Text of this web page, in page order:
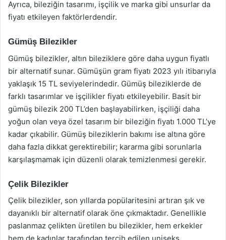
Ayrıca, bileziğin tasarımı, işçilik ve marka gibi unsurlar da
fiyatı etkileyen faktörlerdendir.
Gümüş Bilezikler
Gümüş bilezikler, altın bileziklere göre daha uygun fiyatlı
bir alternatif sunar. Gümüşün gram fiyatı 2023 yılı itibarıyla
yaklaşık 15 TL seviyelerindedir. Gümüş bileziklerde de
farklı tasarımlar ve işçilikler fiyatı etkileyebilir. Basit bir
gümüş bilezik 200 TL’den başlayabilirken, işçiliği daha
yoğun olan veya özel tasarım bir bileziğin fiyatı 1.000 TL’ye
kadar çıkabilir. Gümüş bileziklerin bakımı ise altına göre
daha fazla dikkat gerektirebilir; kararma gibi sorunlarla
karşılaşmamak için düzenli olarak temizlenmesi gerekir.
Çelik Bilezikler
Çelik bilezikler, son yıllarda popülaritesini artıran şık ve
dayanıklı bir alternatif olarak öne çıkmaktadır. Genellikle
paslanmaz çelikten üretilen bu bilezikler, hem erkekler